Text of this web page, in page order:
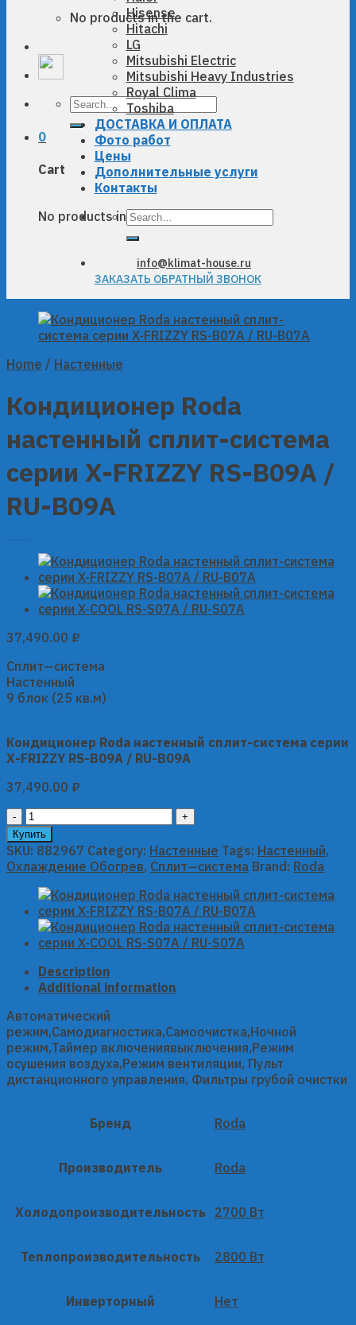
No products in the cart.
Search
0
Cart
No products in the cart.
Hisense
Hitachi
LG
Mitsubishi Electric
Mitsubishi Heavy Industries
Royal Clima
Toshiba
ДОСТАВКА И ОПЛАТА
Фото работ
Цены
Дополнительные услуги
Контакты
Search
info@klimat-house.ru
ЗАКАЗАТЬ ОБРАТНЫЙ ЗВОНОК
Home / Настенные
Кондиционер Roda
настенный сплит-система
серии X-FRIZZY RS-B09A /
RU-B09A
37,490.00 ₽
Сплит—система
Настенный
9 блок (25 кв.м)
Кондиционер Roda настенный сплит-система серии
X-FRIZZY RS-B09A / RU-B09A
37,490.00 ₽
Кондиционер
Roda
настенный
сплит-
система
серии
X-
FRIZZY
RS-
/
RU-
quantity
Купить
SKU: 882967 Category: Настенные Tags: Настенный,
Охлаждение Обогрев, Сплит—система Brand: Roda
Description
Additional information
Автоматический
режим,Самодиагностика,Самоочистка,Ночной
режим,Таймер включениявыключения,Режим
осушения воздуха,Режим вентиляции, Пульт
дистанционного управления, Фильтры грубой очистки
Бренд Roda
Производитель Roda
Холодопроизводительность 2700 Вт
Теплопроизводительность 2800 Вт
Инверторный Нет